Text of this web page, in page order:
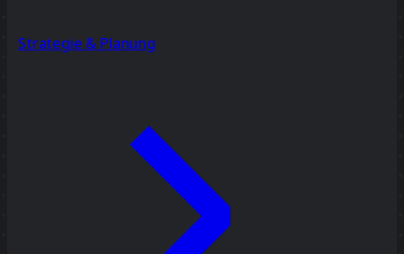
Strategie & Planung